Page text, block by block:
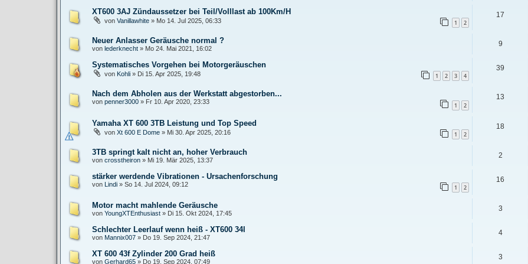
XT600 3AJ Zündaussetzer bei Teil/Volllast ab 100Km/H
von Vanillawhite » Mo 14. Jul 2025, 06:33 1 2
17
Neuer Anlasser Geräusche normal ?
von lederknecht » Mo 24. Mai 2021, 16:02
9
Systematisches Vorgehen bei Motorgeräuschen
von Kohli » Di 15. Apr 2025, 19:48 1 2 3 4
39
Nach dem Abholen aus der Werkstatt abgestorben...
von penner3000 » Fr 10. Apr 2020, 23:33 1 2
13
Yamaha XT 600 3TB Leistung und Top Speed
von Xt 600 E Dome » Mi 30. Apr 2025, 20:16 1 2
18
3TB springt kalt nicht an, hoher Verbrauch
von crosstheiron » Mi 19. Mär 2025, 13:37
2
stärker werdende Vibrationen - Ursachenforschung
von Lindi » So 14. Jul 2024, 09:12 1 2
16
Motor macht mahlende Geräusche
von YoungXTEnthusiast » Di 15. Okt 2024, 17:45
3
Schlechter Leerlauf wenn heiß - XT600 34l
von Mannix007 » Do 19. Sep 2024, 21:47
4
XT 600 43f Zylinder 200 Grad heiß
von Gerhard65 » Do 19. Sep 2024, 07:49
3